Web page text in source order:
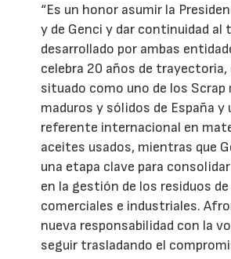
“Es un honor asumir la
y de Genci y dar continuidad al
desarrollado por ambas
celebra 20 años de trayectoria,
situado como uno de los Scrap
maduros y sólidos de España
referente internacional en
aceites usados, mientras que
una etapa clave para
en la gestión de los residuos
comerciales e industriales.
nueva responsabilidad con la
seguir trasladando el